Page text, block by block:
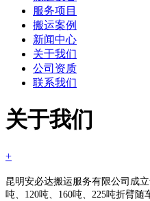
服务项目
搬运案例
新闻中心
关于我们
公司资质
联系我们
关于我们
+
昆明安必达搬运服务有限公司成
吨、120吨、160吨、225吨折臂